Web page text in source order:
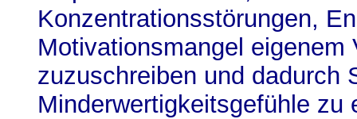
Konzentrationsstörungen,
Motivationsmangel eigenem
zuzuschreiben und dadurch
Minderwertigkeitsgefühle zu